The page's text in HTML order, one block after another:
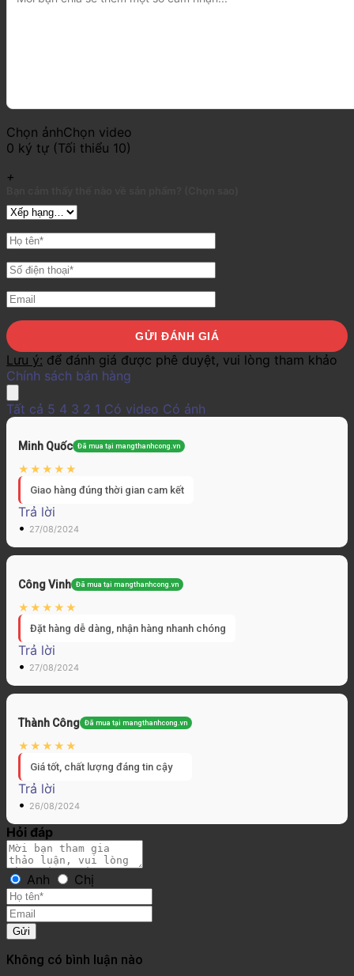
Chọn ảnhChọn video
0 ký tự (Tối thiểu 10)
+
Lưu ý: để đánh giá được phê duyệt, vui lòng tham khảo
Chính sách bán hàng
Tất cả 5 4 3 2 1 Có video Có ảnh
Minh Quốc Đã mua tại mangthanhcong.vn
Giao hàng đúng thời gian cam kết
Trả lời
• 27/08/2024
Công Vinh Đã mua tại mangthanhcong.vn
Đặt hàng dễ dàng, nhận hàng nhanh chóng
Trả lời
• 27/08/2024
Thành Công Đã mua tại mangthanhcong.vn
Giá tốt, chất lượng đáng tin cậy
Trả lời
• 26/08/2024
Hỏi đáp
Anh Chị
Gửi
Không có bình luận nào